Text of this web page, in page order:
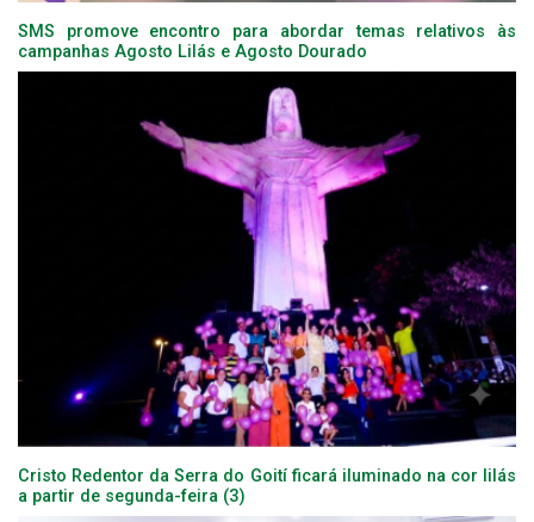
SMS promove encontro para abordar temas relativos às
campanhas Agosto Lilás e Agosto Dourado
Cristo Redentor da Serra do Goití ficará iluminado na cor lilás
a partir de segunda-feira (3)